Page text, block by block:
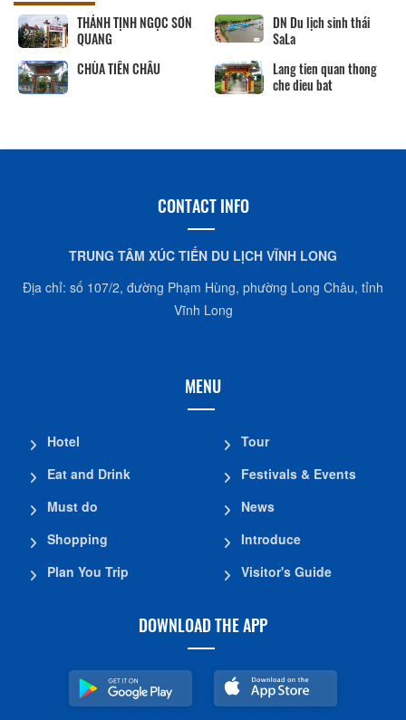
Thủ
BẢO TÀNG VĨNH LONG
Khu lưu niệm Giáo sư,
Viện sĩ Trần Đại Nghĩa
Khu lưu niệm Chủ
VĂN THÁNH MIẾU
LONG
CONTACT INFO
TRUNG TÂM XÚC TIẾN DU LỊCH VĨNH LONG
Địa chỉ: số 107/2, đường Phạm Hùng, phường Long Châu, tỉnh
Vĩnh Long
MENU
Hotel
Eat and Drink
Must do
Shopping
Plan You Trip
Tour
Festivals & Events
News
Introduce
Visitor's Guide
DOWNLOAD THE APP